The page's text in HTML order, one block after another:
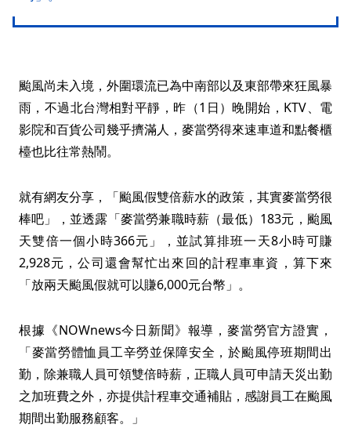
颱風尚未入境，外圍環流已為中南部以及東部帶來狂風暴
雨，不過北台灣相對平靜，昨（1日）晚開始，KTV、電
影院和百貨公司幾乎擠滿人，麥當勞得來速車道和點餐櫃
檯也比往常熱鬧。
就有網友分享，「颱風假雙倍薪水的政策，其實麥當勞很
棒吧」，並透露「麥當勞兼職時薪（最低）183元，颱風
天雙倍一個小時366元」，並試算排班一天8小時可賺
2,928元，公司還會幫忙出來回的計程車車資，算下來
「放兩天颱風假就可以賺6,000元台幣」。
根據《NOWnews今日新聞》報導，麥當勞官方證實，
「麥當勞體恤員工辛勞並保障安全，於颱風停班期間出
勤，除兼職人員可領雙倍時薪，正職人員可申請天災出勤
之加班費之外，亦提供計程車交通補貼，感謝員工在颱風
期間出勤服務顧客。」